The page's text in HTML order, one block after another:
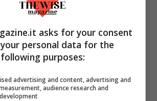
ecco i suoi figli-Foto: RaiPlay @Ballando
principe di RaiUno è stato
parlare un po’ anche della
asks for your consent
personal data for the
following purposes:
advertising and content, advertising and
audience research and